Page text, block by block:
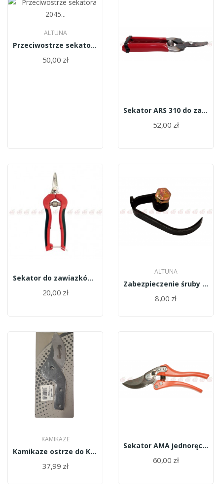
ALTUNA
Przeciwostrze sekatora 2045 Altuna
50,00 zł
Sekator ARS 310 do zawiązków krótkie ostrze
52,00 zł
Sekator do zawiazków krótkie ostrze,stal...
20,00 zł
ALTUNA
Zabezpieczenie śruby centralnej 4412B Altuna
8,00 zł
KAMIKAZE
Kamikaze ostrze do KM-675/8832
37,99 zł
Sekator AMA jednoręczny 72909
60,00 zł